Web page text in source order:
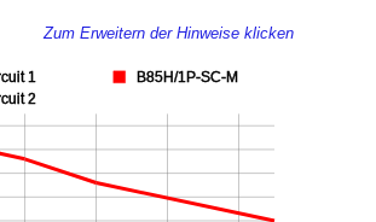
Zum Erweitern der Hinweise klicken